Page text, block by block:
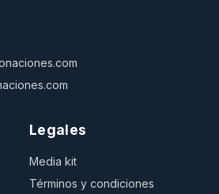
Legales
Media kit
Términos y condiciones